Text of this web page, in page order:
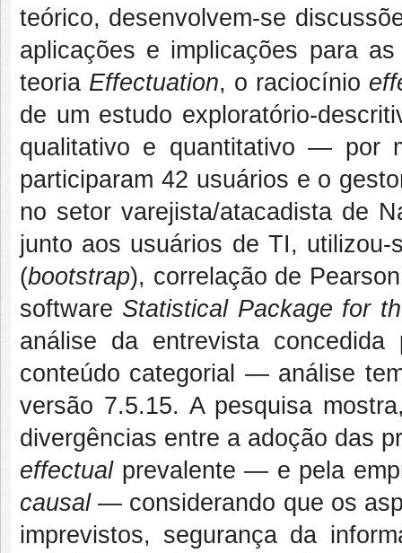
teórico, desenvolvem-se
aplicações e implicações para
teoria Effectuation, o raciocínio
de um estudo exploratório-
qualitativo e quantitativo — por
participaram 42 usuários e o
no setor varejista/atacadista de
junto aos usuários de TI,
(bootstrap), correlação de
software Statistical Package for
análise da entrevista
conteúdo categorial — análise
versão 7.5.15. A pesquisa
divergências entre a adoção das
effectualprevalente — e pela
causal— considerando que os
imprevistos, segurança da